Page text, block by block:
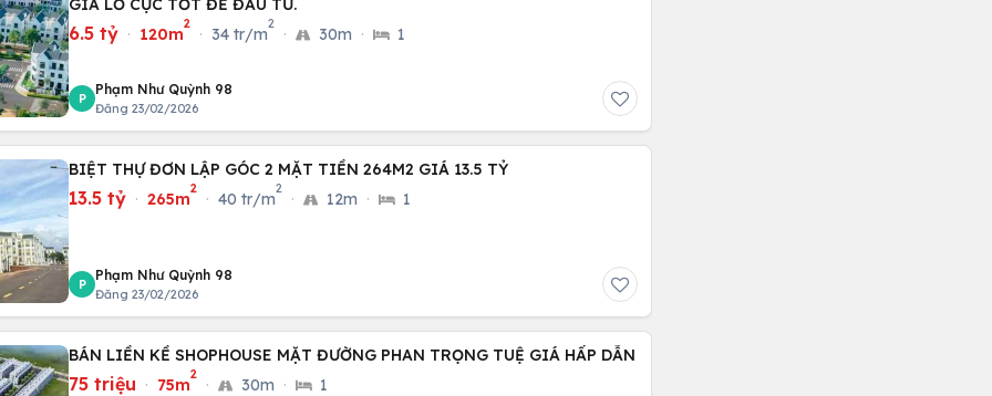
GIÁ LỖ CỰC TỐT ĐỂ ĐẦU TƯ.
6.5 tỷ · 120m
2
· 34 tr/m
2
· 30m · 1
P
Phạm Như Quỳnh 98
Đăng 23/02/2026
BIỆT THỰ ĐƠN LẬP GÓC 2 MẶT TIỀN 264M2 GIÁ 13.5 TỶ
13.5 tỷ · 265m
2
· 40 tr/m
2
· 12m · 1
P
Phạm Như Quỳnh 98
Đăng 23/02/2026
BÁN LIỀN KỀ SHOPHOUSE MẶT ĐƯỜNG PHAN TRỌNG TUỆ GIÁ HẤP DẪN
75 triệu · 75m
2
· 30m · 1